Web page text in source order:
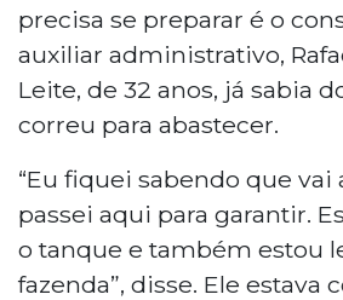
precisa se preparar é o
auxiliar administrativo,
Leite, de 32 anos, já sabia
correu para abastecer.
“Eu fiquei sabendo que vai
passei aqui para garantir.
o tanque e também estou
fazenda”, disse. Ele estava